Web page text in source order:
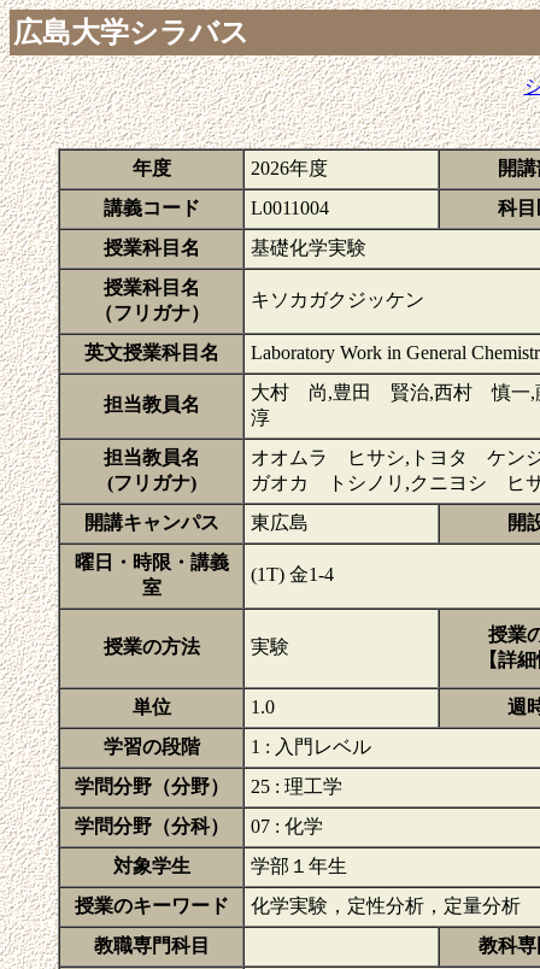
広島大学シラバス
年度 2026年度
開
講義コード
L0011004
科
授業科目名
基礎化学実験
授業科目名
（フリガナ）
キソカガクジッケン
英文授業科目名 Laboratory Work in General
担当教員名
大村 尚,豊田 賢治,西村 慎
淳
担当教員名
(フリガナ)
オオムラ ヒサシ,トヨタ ケン
ガオカ トシノリ,クニヨシ ヒ
開講キャンパス
東広島
開
曜日・時限・講義
室
(1T) 金1-4
授業の方法 実験
授業
【詳
単位 1.0
週
学習の段階
1 : 入門レベル
学問分野（分野）
25 : 理工学
学問分野（分科）
07 : 化学
対象学生
学部１年生
授業のキーワード
化学実験，定性分析，定量分析
教職専門科目
教科